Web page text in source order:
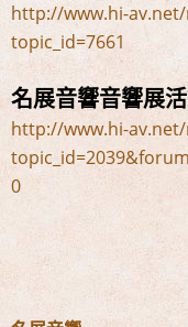
http://www.hi-
topic_id=7661
名展音響音響展
http://www.hi-
0